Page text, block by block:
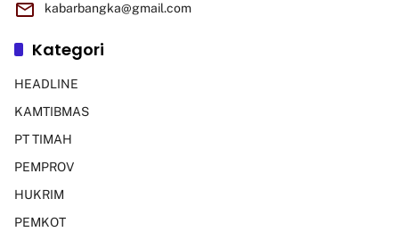
kabarbangka@gmail.com
Kategori
HEADLINE
KAMTIBMAS
PT TIMAH
PEMPROV
HUKRIM
PEMKOT